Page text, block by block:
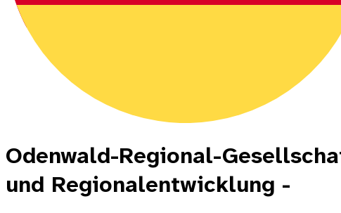
Odenwald-Regional-
und Regionalentwicklung -